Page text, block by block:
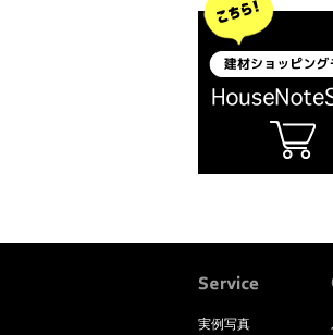
実例写真